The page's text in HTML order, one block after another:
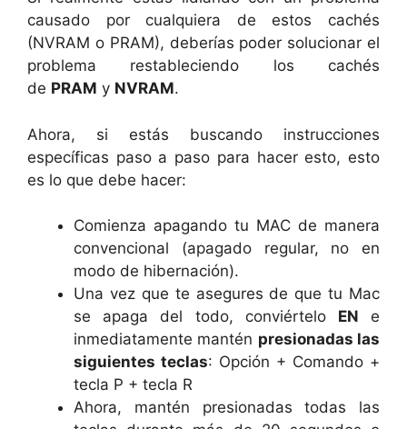
causado por cualquiera de estos cachés
(NVRAM o PRAM), deberías poder solucionar el
problema restableciendo los cachés
de PRAM y NVRAM.
Ahora, si estás buscando instrucciones
específicas paso a paso para hacer esto, esto
es lo que debe hacer:
Comienza apagando tu MAC de manera
convencional (apagado regular, no en
modo de hibernación).
Una vez que te asegures de que tu Mac
se apaga del todo, conviértelo EN e
inmediatamente mantén presionadas las
siguientes teclas: Opción + Comando +
tecla P + tecla R
Ahora, mantén presionadas todas las